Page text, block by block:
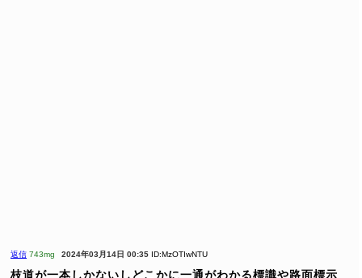
返信 743mg 2024年03月14日 00:35 ID:MzOTIwNTU
枝道が一本しかないしどこかに一通がわかる標識や路面標示